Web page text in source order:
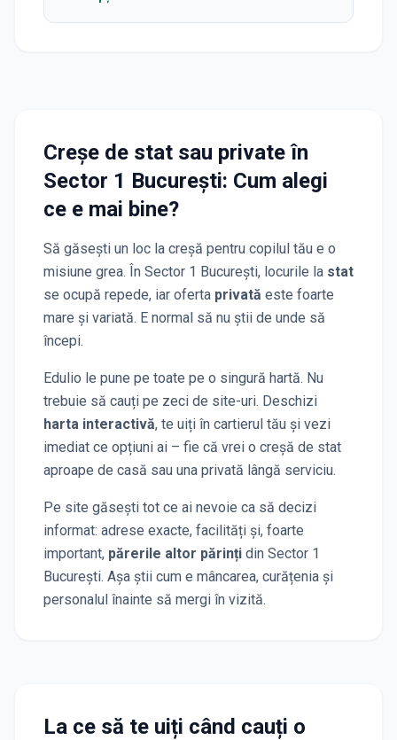
Creșe de stat sau privateîn
Sector 1 București: Cum alegi
ce e mai bine?
Să găsești un loc la creșă pentru copilul tău e o
misiune grea. În Sector 1 București, locurile la stat
se ocupă repede, iar oferta privată este foarte
mare și variată. E normal să nu știi de unde să
începi.
Edulio le pune pe toate pe o singură hartă. Nu
trebuie să cauți pe zeci de site-uri. Deschizi
harta interactivă, te uiți în cartierul tău și vezi
imediat ce opțiuni ai – fie că vrei o creșă de stat
aproape de casă sau una privată lângă serviciu.
Pe site găsești tot ce ai nevoie ca să decizi
informat: adrese exacte, facilități și, foarte
important, părerile altor părinți din Sector 1
București. Așa știi cum e mâncarea, curățenia și
personalul înainte să mergi în vizită.
La ce să te uiți când cauți o